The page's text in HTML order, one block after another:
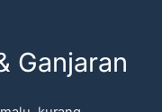
Ganjaran